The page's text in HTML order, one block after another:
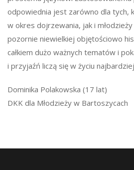
odpowiednia jest zarówno dla tych,
w okres dojrzewania, jak i
pozornie niewielkiej objętościowo
całkiem dużo ważnych tematów i
i przyjaźń liczą się w życiu
Dominika Polakowska (17 lat)
DKK dla Młodzieży w Bartoszycach